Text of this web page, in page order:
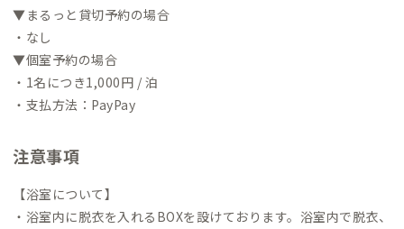
▼まるっと貸切予約の場合
・なし
▼個室予約の場合
・1名につき1,000円 / 泊
・支払方法：PayPay
注意事項
【浴室について】
・浴室内に脱衣を入れるBOXを設けております。浴室内で脱衣、